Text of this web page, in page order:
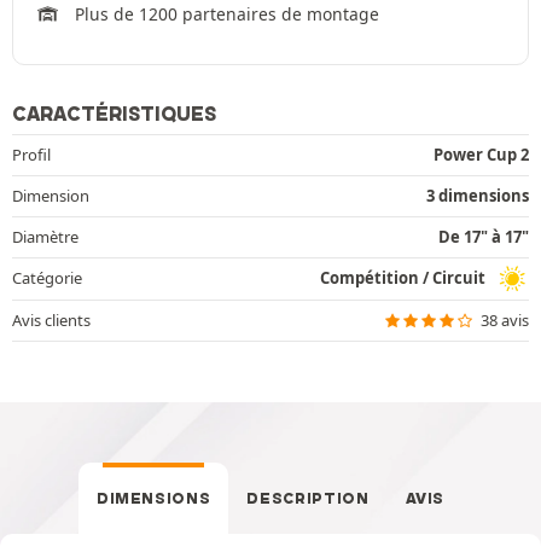
Plus de 1200 partenaires de montage
CARACTÉRISTIQUES
Profil
Power Cup 2
Dimension
3 dimensions
Diamètre
De 17" à 17"
Catégorie
Compétition / Circuit
Avis clients
38 avis
DIMENSIONS DESCRIPTION AVIS